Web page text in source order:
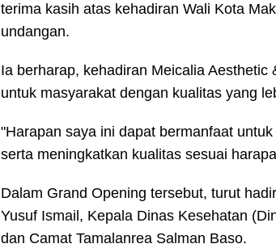
terima kasih atas kehadiran Wali Kota
undangan.
Ia berharap, kehadiran Meicalia
untuk masyarakat dengan kualitas yang
"Harapan saya ini dapat bermanfaat
serta meningkatkan kualitas sesuai
Dalam Grand Opening tersebut, turut
Yusuf Ismail, Kepala Dinas Kesehatan
dan Camat Tamalanrea Salman Baso.